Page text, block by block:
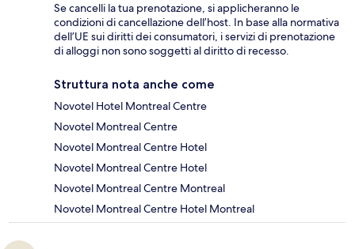
Se cancelli la tua prenotazione, si applicheranno le
condizioni di cancellazione dell’host. In base alla normativa
dell’UE sui diritti dei consumatori, i servizi di prenotazione
di alloggi non sono soggetti al diritto di recesso.
Struttura nota anche come
Novotel Hotel Montreal Centre
Novotel Montreal Centre
Novotel Montreal Centre Hotel
Novotel Montreal Centre Hotel
Novotel Montreal Centre Montreal
Novotel Montreal Centre Hotel Montreal